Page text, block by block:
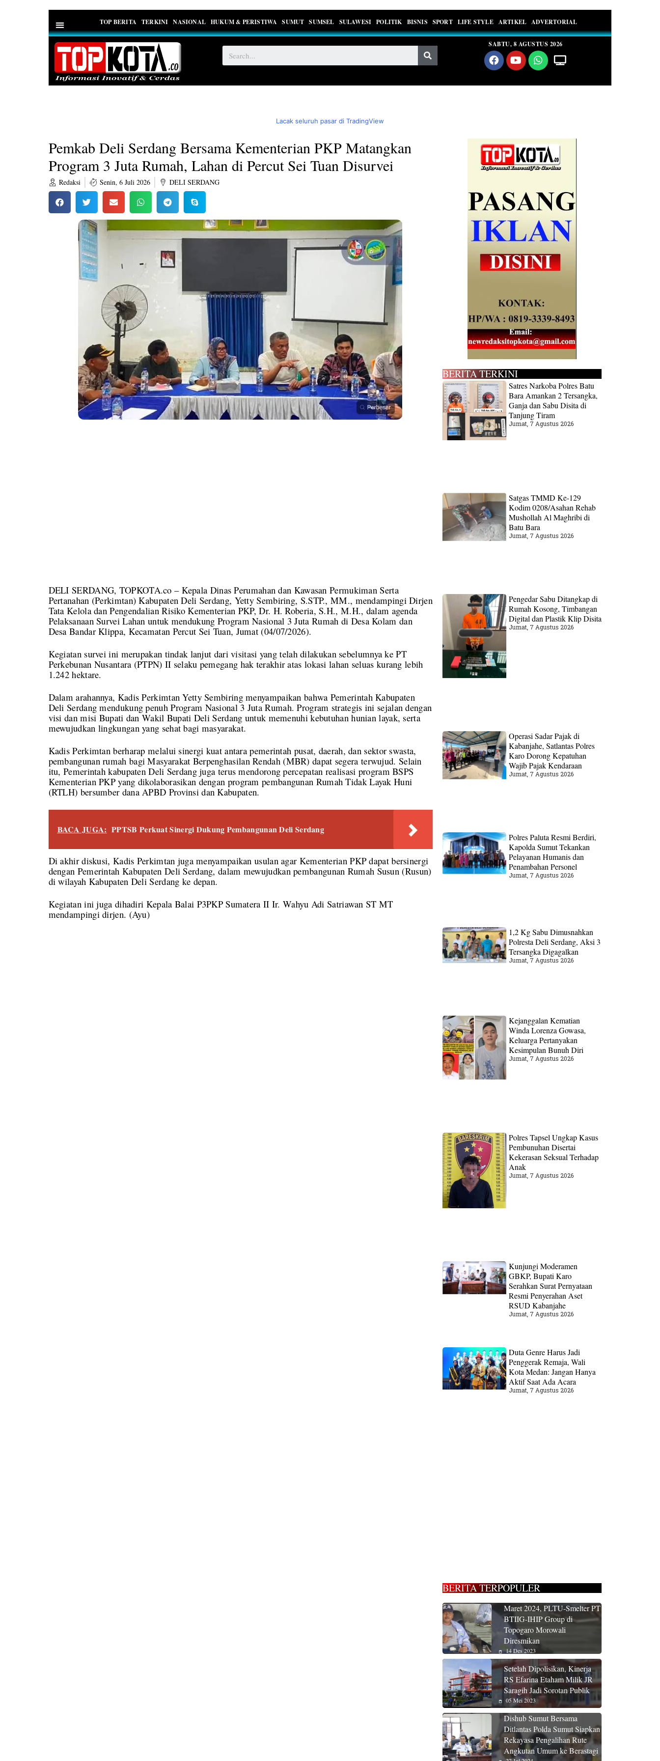
TOP BERITA TERKINI NASIONAL HUKUM & PERISTIWA SUMUT SUMSEL SULAWESI POLITIK BISNIS SPORT LIFE STYLE ARTIKEL ADVERTORIAL
SABTU, 8 AGUSTUS 2026
Lacak seluruh pasar di TradingView
Pemkab Deli Serdang Bersama Kementerian PKP Matangkan
Program 3 Juta Rumah, Lahan di Percut Sei Tuan Disurvei
Redaksi Senin, 6 Juli 2026 DELI SERDANG
DELI SERDANG, TOPKOTA.co – Kepala Dinas Perumahan dan Kawasan Permukiman Serta
Pertanahan (Perkimtan) Kabupaten Deli Serdang, Yetty Sembiring, S.STP., MM., mendampingi Dirjen
Tata Kelola dan Pengendalian Risiko Kementerian PKP, Dr. H. Roberia, S.H., M.H., dalam agenda
Pelaksanaan Survei Lahan untuk mendukung Program Nasional 3 Juta Rumah di Desa Kolam dan
Desa Bandar Klippa, Kecamatan Percut Sei Tuan, Jumat (04/07/2026).
Kegiatan survei ini merupakan tindak lanjut dari visitasi yang telah dilakukan sebelumnya ke PT
Perkebunan Nusantara (PTPN) II selaku pemegang hak terakhir atas lokasi lahan seluas kurang lebih
1.242 hektare.
Dalam arahannya, Kadis Perkimtan Yetty Sembiring menyampaikan bahwa Pemerintah Kabupaten
Deli Serdang mendukung penuh Program Nasional 3 Juta Rumah. Program strategis ini sejalan dengan
visi dan misi Bupati dan Wakil Bupati Deli Serdang untuk memenuhi kebutuhan hunian layak, serta
mewujudkan lingkungan yang sehat bagi masyarakat.
Kadis Perkimtan berharap melalui sinergi kuat antara pemerintah pusat, daerah, dan sektor swasta,
pembangunan rumah bagi Masyarakat Berpenghasilan Rendah (MBR) dapat segera terwujud. Selain
itu, Pemerintah kabupaten Deli Serdang juga terus mendorong percepatan realisasi program BSPS
Kementerian PKP yang dikolaborasikan dengan program pembangunan Rumah Tidak Layak Huni
(RTLH) bersumber dana APBD Provinsi dan Kabupaten.
BACA JUGA: PPTSB Perkuat Sinergi Dukung Pembangunan Deli Serdang
Di akhir diskusi, Kadis Perkimtan juga menyampaikan usulan agar Kementerian PKP dapat bersinergi
dengan Pemerintah Kabupaten Deli Serdang, dalam mewujudkan pembangunan Rumah Susun (Rusun)
di wilayah Kabupaten Deli Serdang ke depan.
Kegiatan ini juga dihadiri Kepala Balai P3PKP Sumatera II Ir. Wahyu Adi Satriawan ST MT
mendampingi dirjen. (Ayu)
BERITA TERKINI
Satres Narkoba Polres Batu
Bara Amankan 2 Tersangka,
Ganja dan Sabu Disita di
Tanjung Tiram
Jumat, 7 Agustus 2026
Satgas TMMD Ke-129
Kodim 0208/Asahan Rehab
Mushollah Al Maghribi di
Batu Bara
Jumat, 7 Agustus 2026
Pengedar Sabu Ditangkap di
Rumah Kosong, Timbangan
Digital dan Plastik Klip Disita
Jumat, 7 Agustus 2026
Operasi Sadar Pajak di
Kabanjahe, Satlantas Polres
Karo Dorong Kepatuhan
Wajib Pajak Kendaraan
Jumat, 7 Agustus 2026
Polres Paluta Resmi Berdiri,
Kapolda Sumut Tekankan
Pelayanan Humanis dan
Penambahan Personel
Jumat, 7 Agustus 2026
1,2 Kg Sabu Dimusnahkan
Polresta Deli Serdang, Aksi 3
Tersangka Digagalkan
Jumat, 7 Agustus 2026
Kejanggalan Kematian
Winda Lorenza Gowasa,
Keluarga Pertanyakan
Kesimpulan Bunuh Diri
Jumat, 7 Agustus 2026
Polres Tapsel Ungkap Kasus
Pembunuhan Disertai
Kekerasan Seksual Terhadap
Anak
Jumat, 7 Agustus 2026
Kunjungi Moderamen
GBKP, Bupati Karo
Serahkan Surat Pernyataan
Resmi Penyerahan Aset
RSUD Kabanjahe
Jumat, 7 Agustus 2026
Duta Genre Harus Jadi
Penggerak Remaja, Wali
Kota Medan: Jangan Hanya
Aktif Saat Ada Acara
Jumat, 7 Agustus 2026
BERITA TERPOPULER
Maret 2024, PLTU-Smelter PT
BTIIG-IHIP Group di
Topogaro Morowali
Diresmikan
14 Des 2023
Setelah Dipolisikan, Kinerja
RS Efarina Etaham Milik JR
Saragih Jadi Sorotan Publik
05 Mei 2023
Dishub Sumut Bersama
Ditlantas Polda Sumut Siapkan
Rekayasa Pengalihan Rute
Angkutan Umum ke Berastagi